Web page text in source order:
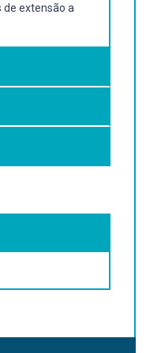
de extensão a